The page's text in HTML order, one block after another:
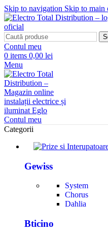
Skip to navigation Skip to main
Contul meu
0 items 0,00 lei
Menu
Contul meu
Categorii
Gewiss
System
Chorus
Dahlia
Bticino